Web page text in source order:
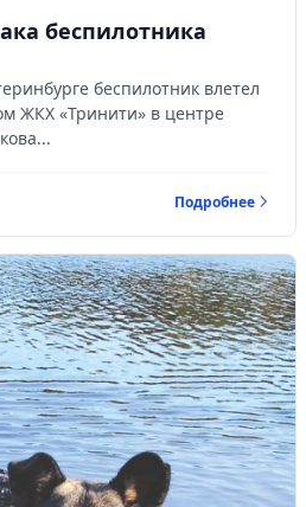
беспилотника
беспилотник влетел
ЖКХ «Тринити» в центре
Подробнее